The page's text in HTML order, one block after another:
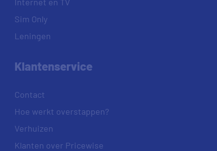
Sim Only
Leningen
Klantenservice
Contact
Hoe werkt overstappen?
Verhuizen
Klanten over Pricewise